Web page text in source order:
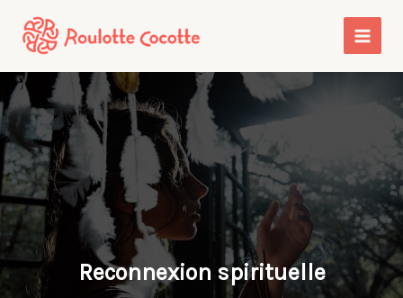
contenu
Reconnexion spirituelle